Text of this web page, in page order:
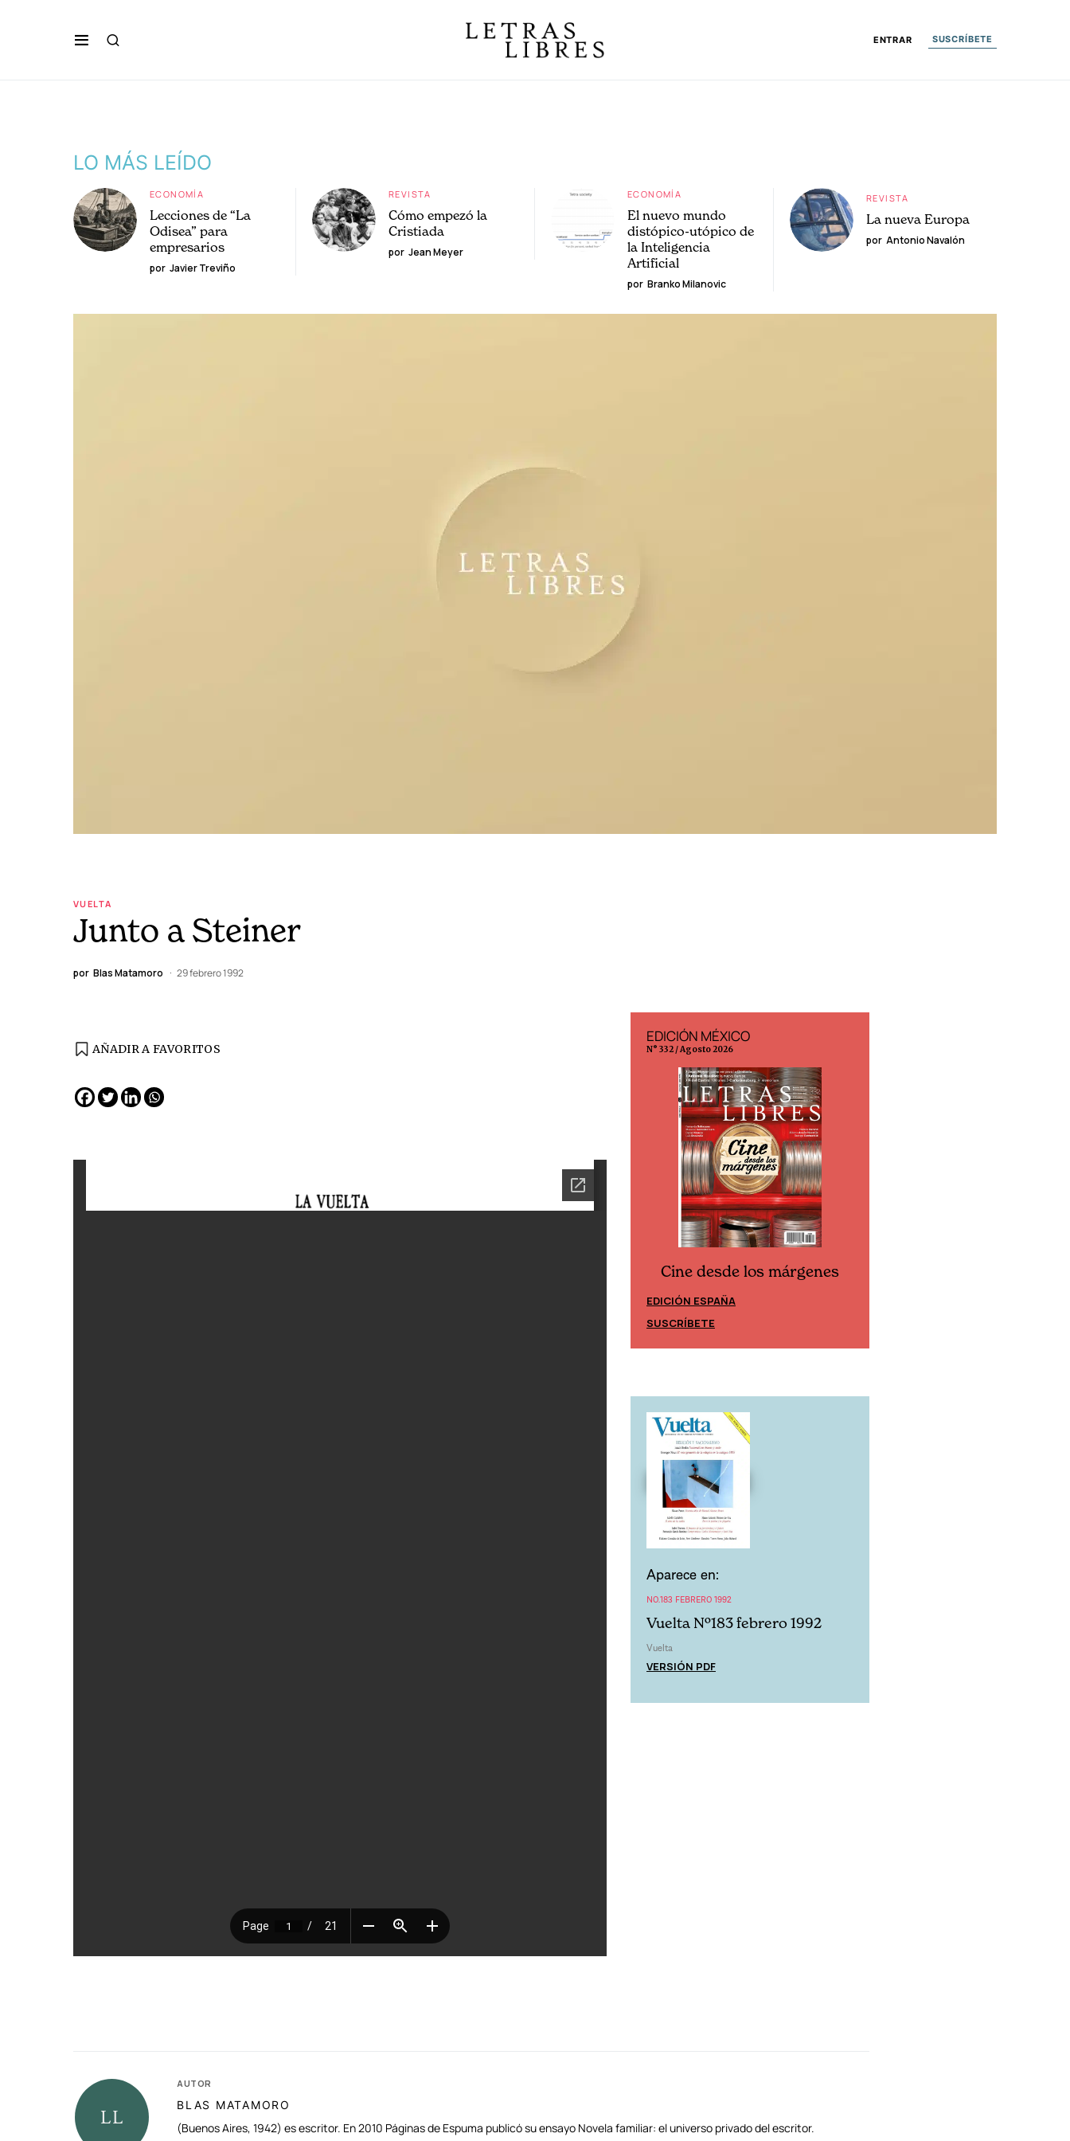
ENTRAR SUSCRÍBETE
LO MÁS LEÍDO
ECONOMÍA
Lecciones de “La
Odisea” para
empresarios
por Javier Treviño
REVISTA
Cómo empezó la
Cristiada
por Jean Meyer
ECONOMÍA
El nuevo mundo
distópico-utópico de
la Inteligencia
Artificial
por Branko Milanovic
REVISTA
La nueva Europa
por Antonio Navalón
VUELTA
Junto a Steiner
por Blas Matamoro 29 febrero 1992
AÑADIR A FAVORITOS
EDICIÓN MÉXICO
N° 332 / Agosto 2026
Cine desde los márgenes
EDICIÓN ESPAÑA
SUSCRÍBETE
Aparece en:
NO.183 FEBRERO 1992
Vuelta Nº183 febrero 1992
Vuelta
VERSIÓN PDF
AUTOR
BLAS MATAMORO
(Buenos Aires, 1942) es escritor. En 2010 Páginas de Espuma publicó su ensayo Novela familiar: el universo privado del escritor.